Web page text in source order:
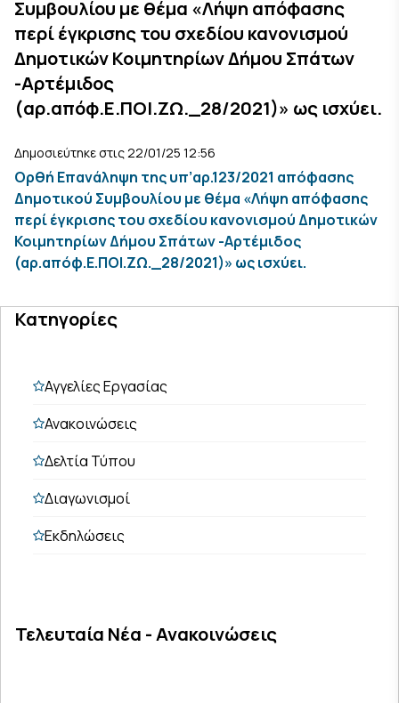
Συμβουλίου με θέμα «Λήψη απόφασης
περί έγκρισης του σχεδίου κανονισμού
Δημοτικών Κοιμητηρίων Δήμου Σπάτων
-Αρτέμιδος
(αρ.απόφ.Ε.ΠΟΙ.ΖΩ._28/2021)» ως ισχύει.
Δημοσιεύτηκε στις 22/01/25 12:56
Ορθή Επανάληψη της υπ’αρ.123/2021 απόφασης
Δημοτικού Συμβουλίου με θέμα «Λήψη απόφασης
περί έγκρισης του σχεδίου κανονισμού Δημοτικών
Κοιμητηρίων Δήμου Σπάτων -Αρτέμιδος
(αρ.απόφ.Ε.ΠΟΙ.ΖΩ._28/2021)» ως ισχύει.
Κατηγορίες
Αγγελίες Εργασίας
Ανακοινώσεις
Δελτία Τύπου
Διαγωνισμοί
Εκδηλώσεις
Τελευταία Νέα - Ανακοινώσεις